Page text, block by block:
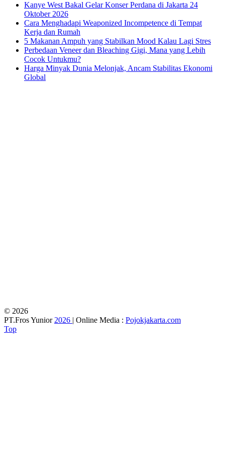
Kanye West Bakal Gelar Konser Perdana di Jakarta 24
Oktober 2026
Cara Menghadapi Weaponized Incompetence di Tempat
Kerja dan Rumah
5 Makanan Ampuh yang Stabilkan Mood Kalau Lagi Stres
Perbedaan Veneer dan Bleaching Gigi, Mana yang Lebih
Cocok Untukmu?
Harga Minyak Dunia Melonjak, Ancam Stabilitas Ekonomi
Global
© 2026
PT.Fros Yunior2026 | Online Media : Pojokjakarta.com
Top